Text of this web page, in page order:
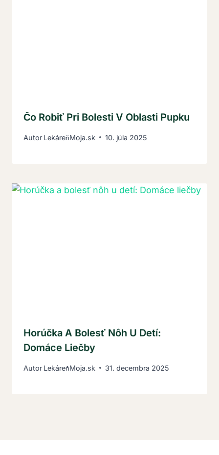
Čo Robiť Pri Bolesti V Oblasti Pupku
Autor LekáreňMoja.sk 10. júla 2025
Horúčka A Bolesť Nôh U Detí:
Domáce Liečby
Autor LekáreňMoja.sk 31. decembra 2025